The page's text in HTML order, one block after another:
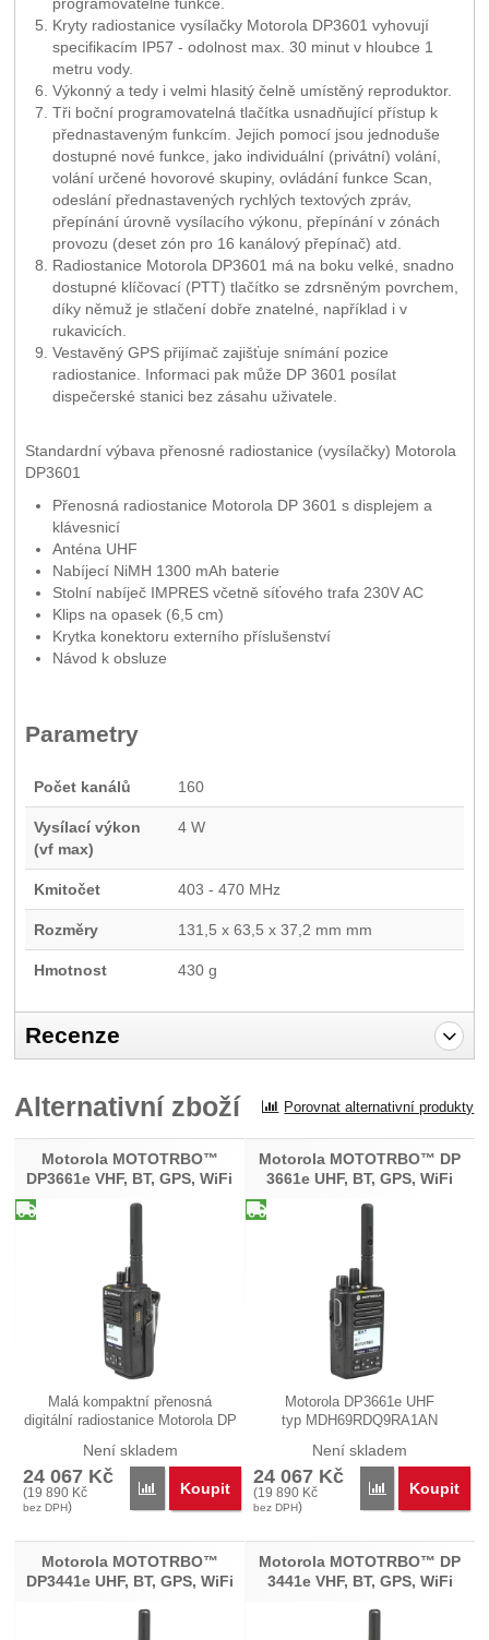
Kryty radiostanice vysílačky Motorola DP3601 vyhovují
specifikacím IP57 - odolnost max. 30 minut v hloubce 1
metru vody.
Výkonný a tedy i velmi hlasitý čelně umístěný reproduktor.
Tři boční programovatelná tlačítka usnadňující přístup k
přednastaveným funkcím. Jejich pomocí jsou jednoduše
dostupné nové funkce, jako individuální (privátní) volání,
volání určené hovorové skupiny, ovládání funkce Scan,
odeslání přednastavených rychlých textových zpráv,
přepínání úrovně vysílacího výkonu, přepínání v zónách
provozu (deset zón pro 16 kanálový přepínač) atd.
Radiostanice Motorola DP3601 má na boku velké, snadno
dostupné klíčovací (PTT) tlačítko se zdrsněným povrchem,
díky němuž je stlačení dobře znatelné, například i v
rukavicích.
Vestavěný GPS přijímač zajišťuje snímání pozice
radiostanice. Informaci pak může DP 3601 posílat
dispečerské stanici bez zásahu uživatele.
Standardní výbava přenosné radiostanice (vysílačky) Motorola
DP3601
Přenosná radiostanice Motorola DP 3601 s displejem a
klávesnicí
Anténa UHF
Nabíjecí NiMH 1300 mAh baterie
Stolní nabíječ IMPRES včetně síťového trafa 230V AC
Klips na opasek (6,5 cm)
Krytka konektoru externího příslušenství
Návod k obsluze
Parametry
Počet kanálů 160
Vysílací výkon
(vf max)
4 W
Kmitočet 403 - 470 MHz
Rozměry 131,5 x 63,5 x 37,2 mm mm
Hmotnost 430 g
Recenze
Recenze
Nebyla přidána žádná recenze.
Alternativní zboží Porovnat alternativní produkty
Motorola MOTOTRBO™
DP3661e VHF, BT, GPS, WiFi
Malá kompaktní přenosná
digitální radiostanice Motorola DP
Není skladem
24 067 Kč
(19 890 Kč
bez DPH)
Porovnat
Koupit
Motorola MOTOTRBO™ DP
3661e UHF, BT, GPS, WiFi
Motorola DP3661e UHF
typ MDH69RDQ9RA1AN
Není skladem
24 067 Kč
(19 890 Kč
bez DPH)
Porovnat
Koupit
Motorola MOTOTRBO™
DP3441e UHF, BT, GPS, WiFi
Motorola MOTOTRBO™ DP
3441e VHF, BT, GPS, WiFi